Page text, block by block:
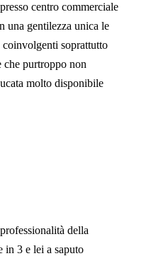
centro commerciale
una gentilezza unica le
soprattutto
che purtroppo non
molto disponibile
della
in 3 e lei a saputo